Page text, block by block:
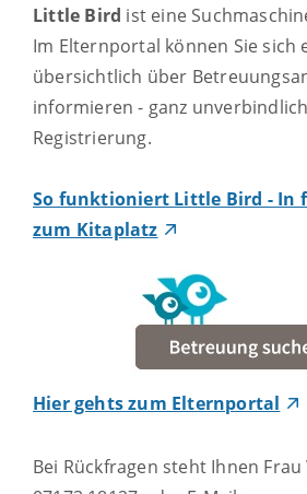
Little Bird ist eine
Im Elternportal können Sie sich
übersichtlich über
informieren - ganz
Registrierung.
So funktioniert Little Bird - In
zum Kitaplatz
Hier gehts zum Elternportal
Bei Rückfragen steht Ihnen